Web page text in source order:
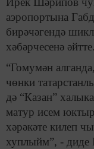
аэропортына
бирәчәгендә
хәбәрчесенә әйтте.
“Гомумән
чөнки
дә “Казан”
матур исем
хәрәкәте килеп
хуплыйм”, -